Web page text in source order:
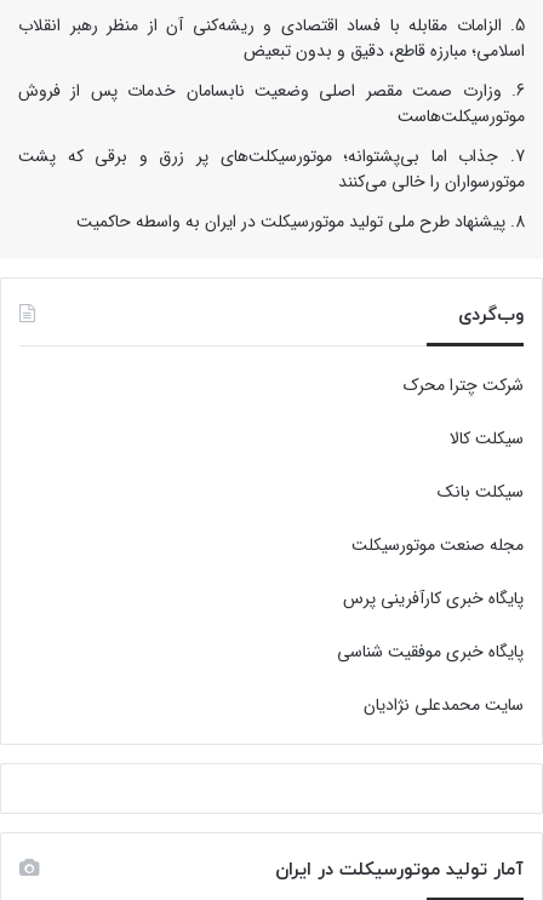
الزامات مقابله با فساد اقتصادی و ریشه‌کنی آن از منظر رهبر انقلاب
اسلامی؛ مبارزه قاطع، دقیق و بدون تبعیض
وزارت صمت مقصر اصلی وضعیت نابسامان خدمات پس از فروش
موتورسیکلت‌هاست
جذاب اما بی‌پشتوانه؛ موتورسیکلت‌های پر زرق‌ و برقی که پشت
موتورسواران را خالی می‌کنند
پیشنهاد طرح ملی تولید موتورسیکلت در ایران به واسطه حاکمیت
وب‌گردی
شرکت چترا محرک
سیکلت کالا
سیکلت بانک
مجله صنعت موتورسیکلت
پایگاه خبری کارآفرینی پرس
پایگاه خبری موفقیت شناسی
سایت محمدعلی نژادیان
آمار تولید موتورسیکلت در ایران